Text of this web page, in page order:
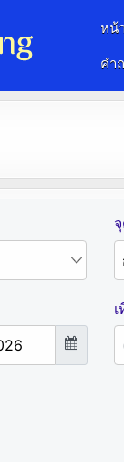
ง
หน้
คำ